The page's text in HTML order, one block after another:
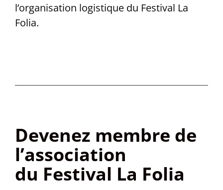
l’organisation logistique du Festival La
Folia.
Devenez membre de
l’association
du Festival La Folia